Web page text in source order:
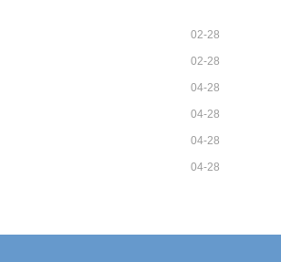
02-28
02-28
04-28
04-28
04-28
04-28